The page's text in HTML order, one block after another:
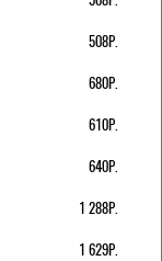
508Р.
680Р.
610Р.
640Р.
1 288Р.
1 629Р.